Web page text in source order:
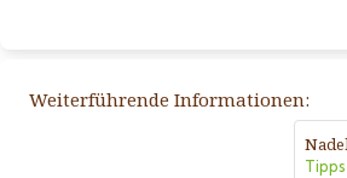
Weiterführende Informationen: